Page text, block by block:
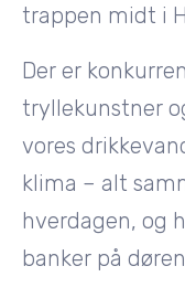
trappen midt i
Der er
tryllekunstner
vores
klima – alt
hverdagen, og
banker på